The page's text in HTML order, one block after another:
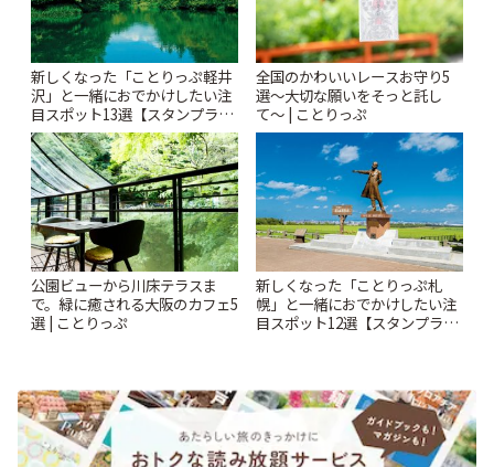
新しくなった「ことりっぷ軽井
沢」と一緒におでかけしたい注
目スポット13選【スタンプラリ
ー開催中】 | ことりっぷ
全国のかわいいレースお守り5
選〜大切な願いをそっと託し
て〜 | ことりっぷ
公園ビューから川床テラスま
で。緑に癒される大阪のカフェ5
選 | ことりっぷ
新しくなった「ことりっぷ札
幌」と一緒におでかけしたい注
目スポット12選【スタンプラリ